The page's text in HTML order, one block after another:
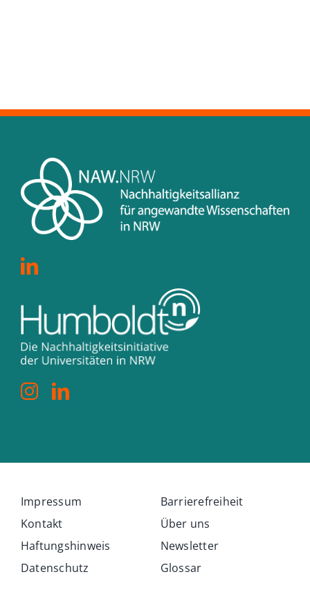
Impressum
Kontakt
Haftungshinweis
Datenschutz
Barrierefreiheit
Über uns
Newsletter
Glossar